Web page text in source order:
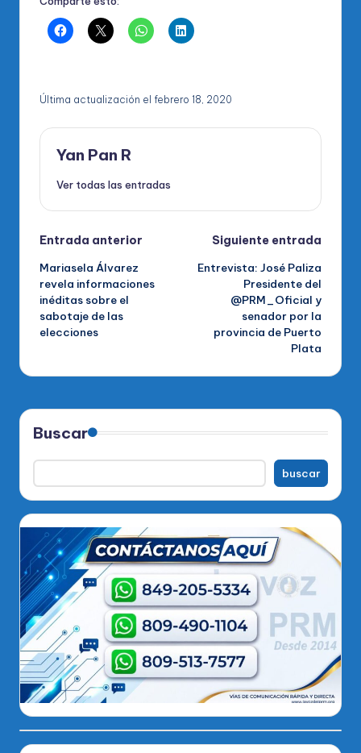
Última actualización el febrero 18, 2020
Yan Pan R
Ver todas las entradas
Navegación
de
entradas
Entrada anterior
Mariasela Álvarez
revela informaciones
inéditas sobre el
sabotaje de las
elecciones
Siguiente entrada
Entrevista: José Paliza
Presidente del
@PRM_Oficial y
senador por la
provincia de Puerto
Plata
Buscar
buscar